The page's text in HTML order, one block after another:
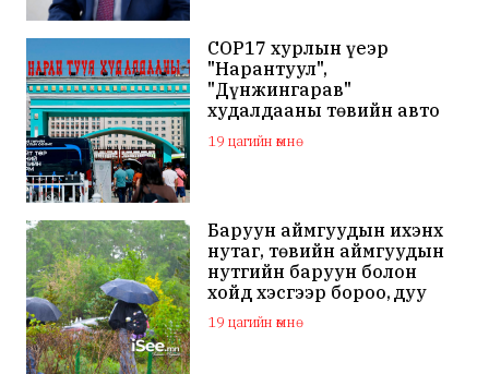
COP17 хурлын үеэр
"Нарантуул",
"Дүнжингарав"
худалдааны төвийн авто
зогсоолыг хаана
19 цагийн өмнө
Баруун аймгуудын ихэнх
нутаг, төвийн аймгуудын
нутгийн баруун болон
хойд хэсгээр бороо, дуу
цахилгаантай аадар бороо
19 цагийн өмнө